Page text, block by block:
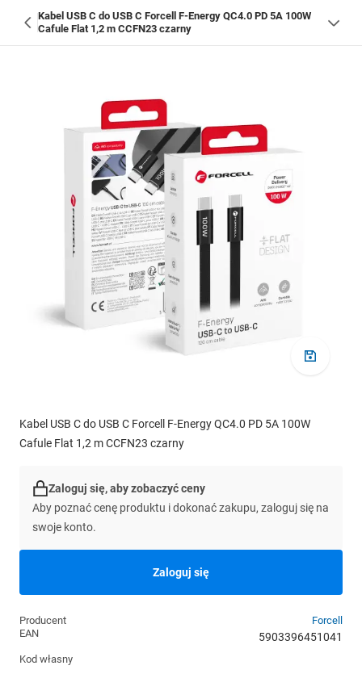
Kabel USB C do USB C Forcell F-Energy QC4.0 PD 5A 100W
Cafule Flat 1,2 m CCFN23 czarny
Kabel USB C do USB C Forcell F-Energy QC4.0 PD 5A 100W
Cafule Flat 1,2 m CCFN23 czarny
Zaloguj się, aby zobaczyć ceny
Aby poznać cenę produktu i dokonać zakupu, zaloguj się na
swoje konto.
Zaloguj się
Producent
Forcell
EAN
5903396451041
Kod własny